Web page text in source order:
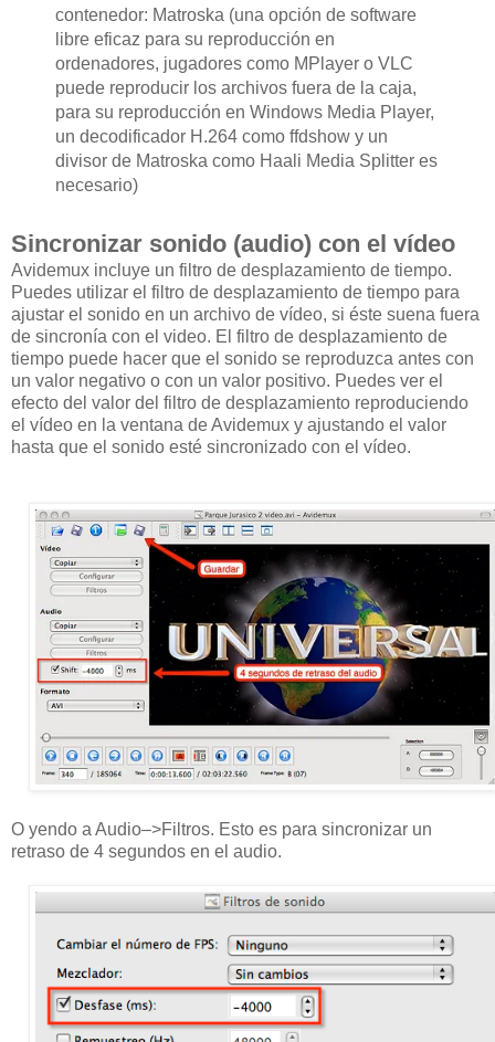
contenedor: Matroska (una opción de software
libre eficaz para su reproducción en
ordenadores, jugadores como MPlayer o VLC
puede reproducir los archivos fuera de la caja,
para su reproducción en Windows Media Player,
un decodificador H.264 como ffdshow y un
divisor de Matroska como Haali Media Splitter es
necesario)
Sincronizar sonido (audio) con el vídeo
Avidemux incluye un filtro de desplazamiento de tiempo.
Puedes utilizar el filtro de desplazamiento de tiempo para
ajustar el sonido en un archivo de vídeo, si éste suena fuera
de sincronía con el video. El filtro de desplazamiento de
tiempo puede hacer que el sonido se reproduzca antes con
un valor negativo o con un valor positivo. Puedes ver el
efecto del valor del filtro de desplazamiento reproduciendo
el vídeo en la ventana de Avidemux y ajustando el valor
hasta que el sonido esté sincronizado con el vídeo.
O yendo a Audio–>Filtros. Esto es para sincronizar un
retraso de 4 segundos en el audio.